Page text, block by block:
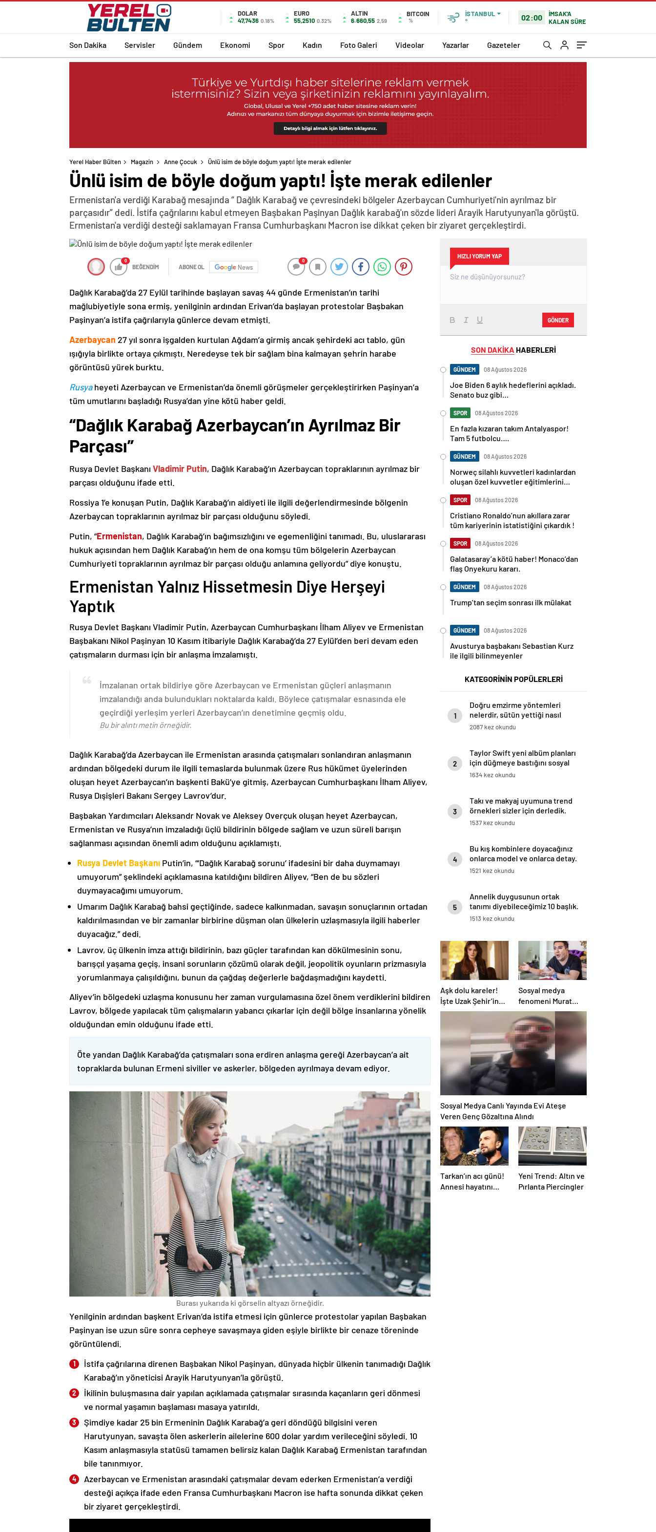
DOLAR
47,7436 0.18%
EURO
55,2510 0.32%
ALTIN
6.660,55 2,59
BITCOIN
%
İSTANBUL
°
02:00
İMSAK'A
KALAN SÜRE
Son Dakika Servisler Gündem Ekonomi Spor Kadın Foto Galeri Videolar Yazarlar Gazeteler
Yerel Haber Bülten Magazin Anne Çocuk Ünlü isim de böyle doğum yaptı! İşte merak edilenler
Ünlü isim de böyle doğum yaptı! İşte merak edilenler
Ermenistan'a verdiği Karabağ mesajında “ Dağlık Karabağ ve çevresindeki bölgeler Azerbaycan Cumhuriyeti'nin ayrılmaz bir
parçasıdır” dedi. İstifa çağrılarını kabul etmeyen Başbakan Paşinyan Dağlık karabağ'ın sözde lideri Arayik Harutyunyan'la görüştü.
Ermenistan'a verdiği desteği saklamayan Fransa Cumhurbaşkanı Macron ise dikkat çeken bir ziyaret gerçekleştirdi.
0
BEĞENDİM ABONE OL News
0
Dağlık Karabağ’da 27 Eylül tarihinde başlayan savaş 44 günde Ermenistan’ın tarihi
mağlubiyetiyle sona ermiş, yenilginin ardından Erivan’da başlayan protestolar Başbakan
Paşinyan’a istifa çağrılarıyla günlerce devam etmişti.
Azerbaycan 27 yıl sonra işgalden kurtulan Ağdam’a girmiş ancak şehirdeki acı tablo, gün
ışığıyla birlikte ortaya çıkmıştı. Neredeyse tek bir sağlam bina kalmayan şehrin harabe
görüntüsü yürek burktu.
Rusyaheyeti Azerbaycan ve Ermenistan’da önemli görüşmeler gerçekleştirirken Paşinyan’a
tüm umutlarını başladığı Rusya’dan yine kötü haber geldi.
“Dağlık Karabağ Azerbaycan’ın Ayrılmaz Bir
Parçası”
Rusya Devlet Başkanı Vladimir Putin, Dağlık Karabağ’ın Azerbaycan topraklarının ayrılmaz bir
parçası olduğunu ifade etti.
Rossiya 1’e konuşan Putin, Dağlık Karabağ’ın aidiyeti ile ilgili değerlendirmesinde bölgenin
Azerbaycan topraklarının ayrılmaz bir parçası olduğunu söyledi.
Putin, “Ermenistan, Dağlık Karabağ’ın bağımsızlığını ve egemenliğini tanımadı. Bu, uluslararası
hukuk açısından hem Dağlık Karabağ’ın hem de ona komşu tüm bölgelerin Azerbaycan
Cumhuriyeti topraklarının ayrılmaz bir parçası olduğu anlamına geliyordu” diye konuştu.
Ermenistan Yalnız Hissetmesin Diye Herşeyi
Yaptık
Rusya Devlet Başkanı Vladimir Putin, Azerbaycan Cumhurbaşkanı İlham Aliyev ve Ermenistan
Başbakanı Nikol Paşinyan 10 Kasım itibariyle Dağlık Karabağ’da 27 Eylül’den beri devam eden
çatışmaların durması için bir anlaşma imzalamıştı.
İmzalanan ortak bildiriye göre Azerbaycan ve Ermenistan güçleri anlaşmanın
imzalandığı anda bulundukları noktalarda kaldı. Böylece çatışmalar esnasında ele
geçirdiği yerleşim yerleri Azerbaycan’ın denetimine geçmiş oldu.
Bu bir alıntı metin örneğidir.
Dağlık Karabağ’da Azerbaycan ile Ermenistan arasında çatışmaları sonlandıran anlaşmanın
ardından bölgedeki durum ile ilgili temaslarda bulunmak üzere Rus hükümet üyelerinden
oluşan heyet Azerbaycan’ın başkenti Bakü’ye gitmiş, Azerbaycan Cumhurbaşkanı İlham Aliyev,
Rusya Dışişleri Bakanı Sergey Lavrov’dur.
Başbakan Yardımcıları Aleksandr Novak ve Aleksey Overçuk oluşan heyet Azerbaycan,
Ermenistan ve Rusya’nın imzaladığı üçlü bildirinin bölgede sağlam ve uzun süreli barışın
sağlanması açısından önemli adım olduğunu açıklamıştı.
Rusya Devlet Başkanı Putin’in, “‘Dağlık Karabağ sorunu’ ifadesini bir daha duymamayı
umuyorum” şeklindeki açıklamasına katıldığını bildiren Aliyev, “Ben de bu sözleri
duymayacağımı umuyorum.
Umarım Dağlık Karabağ bahsi geçtiğinde, sadece kalkınmadan, savaşın sonuçlarının ortadan
kaldırılmasından ve bir zamanlar birbirine düşman olan ülkelerin uzlaşmasıyla ilgili haberler
duyacağız.” dedi.
Lavrov, üç ülkenin imza attığı bildirinin, bazı güçler tarafından kan dökülmesinin sonu,
barışçıl yaşama geçiş, insani sorunların çözümü olarak değil, jeopolitik oyunların prizmasıyla
yorumlanmaya çalışıldığını, bunun da çağdaş değerlerle bağdaşmadığını kaydetti.
Aliyev’in bölgedeki uzlaşma konusunu her zaman vurgulamasına özel önem verdiklerini bildiren
Lavrov, bölgede yapılacak tüm çalışmaların yabancı çıkarlar için değil bölge insanlarına yönelik
olduğundan emin olduğunu ifade etti.
Öte yandan Dağlık Karabağ’da çatışmaları sona erdiren anlaşma gereği Azerbaycan’a ait
topraklarda bulunan Ermeni siviller ve askerler, bölgeden ayrılmaya devam ediyor.
Burası yukarıda ki görselin altyazı örneğidir.
Yenilginin ardından başkent Erivan’da istifa etmesi için günlerce protestolar yapılan Başbakan
Paşinyan ise uzun süre sonra cepheye savaşmaya giden eşiyle birlikte bir cenaze töreninde
görüntülendi.
İstifa çağrılarına direnen Başbakan Nikol Paşinyan, dünyada hiçbir ülkenin tanımadığı Dağlık
Karabağ’ın yöneticisi Arayik Harutyunyan’la görüştü.
İkilinin buluşmasına dair yapılan açıklamada çatışmalar sırasında kaçanların geri dönmesi
ve normal yaşamın başlaması masaya yatırıldı.
Şimdiye kadar 25 bin Ermeninin Dağlık Karabağ’a geri döndüğü bilgisini veren
Harutyunyan, savaşta ölen askerlerin ailelerine 600 dolar yardım verileceğini söyledi. 10
Kasım anlaşmasıyla statüsü tamamen belirsiz kalan Dağlık Karabağ Ermenistan tarafından
bile tanınmıyor.
Azerbaycan ve Ermenistan arasındaki çatışmalar devam ederken Ermenistan’a verdiği
desteği açıkça ifade eden Fransa Cumhurbaşkanı Macron ise hafta sonunda dikkat çeken
bir ziyaret gerçekleştirdi.
HIZLI YORUM YAP
GÖNDER
SON DAKİKA HABERLERİ
GÜNDEM 08 Ağustos 2026
Joe Biden 6 aylık hedeflerini açıkladı.
Senato buz gibi…
SPOR 08 Ağustos 2026
En fazla kızaran takım Antalyaspor!
Tam 5 futbolcu….
GÜNDEM 08 Ağustos 2026
Norweç silahlı kuvvetleri kadınlardan
oluşan özel kuvvetler eğitimlerini
SPOR 08 Ağustos 2026
Cristiano Ronaldo’nun akıllara zarar
tüm kariyerinin istatistiğini çıkardık !
SPOR 08 Ağustos 2026
Galatasaray’a kötü haber! Monaco’dan
flaş Onyekuru kararı.
GÜNDEM 08 Ağustos 2026
Trump’tan seçim sonrası ilk mülakat
GÜNDEM 08 Ağustos 2026
Avusturya başbakanı Sebastian Kurz
ile ilgili bilinmeyenler
KATEGORİNİN POPÜLERLERİ
1
Doğru emzirme yöntemleri
nelerdir, sütün yettiği nasıl
anlaşılır?
2087 kez okundu
2
Taylor Swift yeni albüm planları
için düğmeye bastığını sosyal
medyadan duyurdu!
1634 kez okundu
3
Takı ve makyaj uyumuna trend
örnekleri sizler için derledik.
1537 kez okundu
4
Bu kış kombinlere doyacağınız
onlarca model ve onlarca detay.
1521 kez okundu
5
Annelik duygusunun ortak
tanımı diyebileceğimiz 10 başlık.
1513 kez okundu
Aşk dolu kareler!
İşte Uzak Şehir’in
Alya’sı Sinem
hayattaki sevgilisi
Sosyal medya
fenomeni Murat
Övüç’ün hapsi
isteniyor
Sosyal Medya Canlı Yayında Evi Ateşe
Veren Genç Gözaltına Alındı
Tarkan’ın acı günü!
Annesi hayatını
Yeni Trend: Altın ve
Pırlanta Piercingler